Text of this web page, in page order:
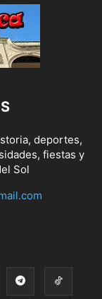
deportes,
fiestas y
Sol